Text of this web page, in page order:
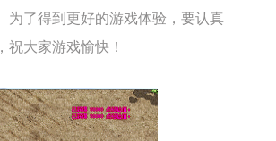
为了得到更好的游戏体验，要认真
大家游戏愉快！